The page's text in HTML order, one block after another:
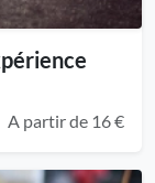
A partir de 16 €